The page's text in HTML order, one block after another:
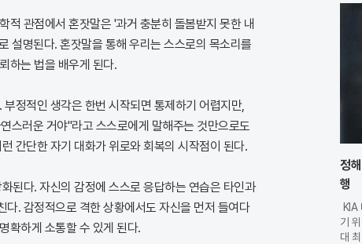
적 관점에서 혼잣말은 '과거 충분히 돌봄받지 못한 내
설명된다. 혼잣말을 통해 우리는 스스로의 목소리를
하는 법을 배우게 된다.
정적인 생각은 한번 시작되면 통제하기 어렵지만,
스러운 거야"라고 스스로에게 말해주는 것만으로도
간단한 자기 대화가 위로와 회복의 시작점이 된다.
된다. 자신의 감정에 스스로 응답하는 연습은 타인과
다. 감정적으로 격한 상황에서도 자신을 먼저 들여다
확하게 소통할 수 있게 된다.
정
행
KIA
기
대